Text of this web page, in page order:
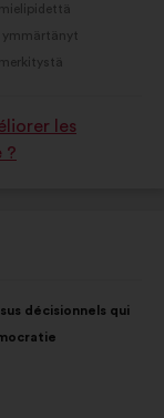
ymmärtänyt
les
?
décisionnels qui